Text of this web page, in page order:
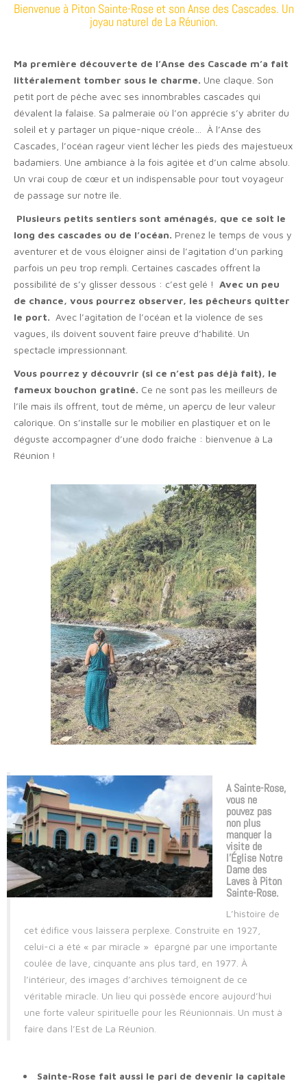
Bienvenue à Piton Sainte-Rose et son Anse des Cascades. Un
joyau naturel de La Réunion.
Ma première découverte de l’Anse des Cascade m’a fait
littéralement tomber sous le charme. Une claque. Son
petit port de pêche avec ses innombrables cascades qui
dévalent la falaise. Sa palmeraie où l’on apprécie s’y abriter du
soleil et y partager un pique-nique créole… À l’Anse des
Cascades, l’océan rageur vient lécher les pieds des majestueux
badamiers. Une ambiance à la fois agitée et d’un calme absolu.
Un vrai coup de cœur et un indispensable pour tout voyageur
de passage sur notre île.
Plusieurs petits sentiers sont aménagés, que ce soit le
long des cascades ou de l’océan. Prenez le temps de vous y
aventurer et de vous éloigner ainsi de l’agitation d’un parking
parfois un peu trop rempli. Certaines cascades offrent la
possibilité de s’y glisser dessous : c’est gelé ! Avec un peu
de chance, vous pourrez observer, les pêcheurs quitter
le port. Avec l’agitation de l’océan et la violence de ses
vagues, ils doivent souvent faire preuve d’habilité. Un
spectacle impressionnant.
Vous pourrez y découvrir (si ce n’est pas déjà fait), le
fameux bouchon gratiné. Ce ne sont pas les meilleurs de
l’île mais ils offrent, tout de même, un aperçu de leur valeur
calorique. On s’installe sur le mobilier en plastiquer et on le
déguste accompagner d’une dodo fraîche : bienvenue à La
Réunion !
A Sainte-Rose,
vous ne
pouvez pas
non plus
manquer la
visite de
l’Église Notre
Dame des
Laves à Piton
Sainte-Rose.
L’histoire de
cet édifice vous laissera perplexe. Construite en 1927,
celui-ci a été « par miracle » épargné par une importante
coulée de lave, cinquante ans plus tard, en 1977. À
l’intérieur, des images d’archives témoignent de ce
véritable miracle. Un lieu qui possède encore aujourd’hui
une forte valeur spirituelle pour les Réunionnais. Un must à
faire dans l’Est de La Réunion.
Sainte-Rose fait aussi le pari de devenir la capitale